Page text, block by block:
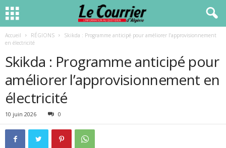
Accueil RÉGIONS
Skikda : Programme anticipé pour améliorer l’approvisionnement
en électricité
Skikda : Programme anticipé pour
améliorer l’approvisionnement en
électricité
10 juin 2026 0